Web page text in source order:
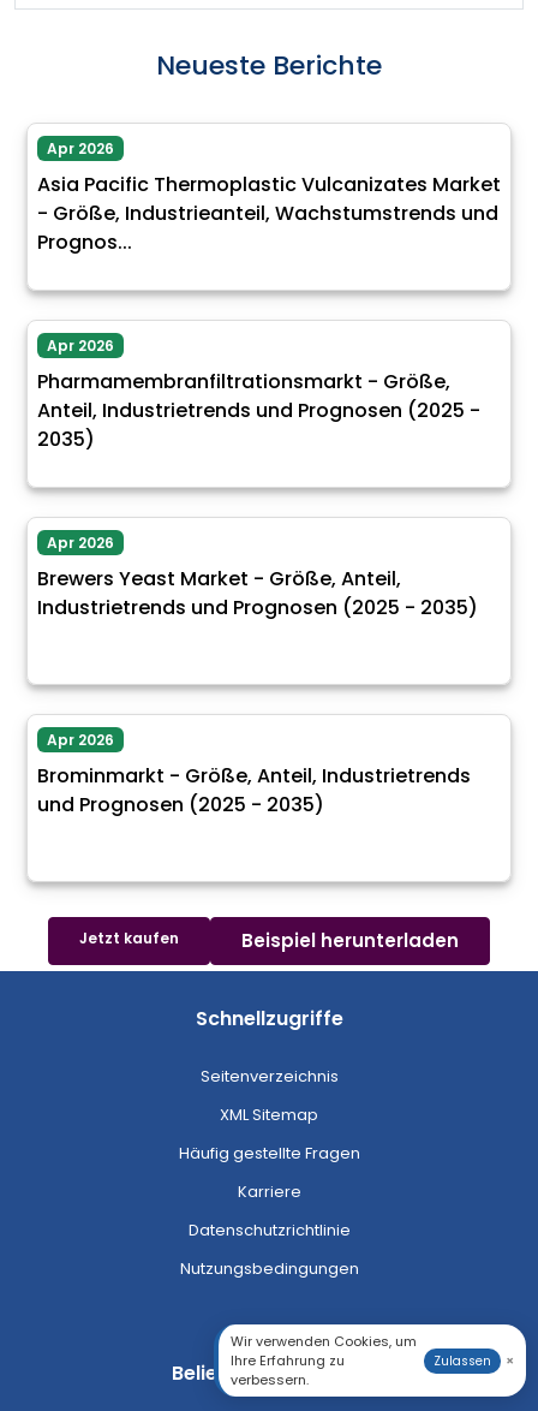
Neueste Berichte
Apr 2026
Asia Pacific Thermoplastic Vulcanizates Market
- Größe, Industrieanteil, Wachstumstrends und
Prognos...
Apr 2026
Pharmamembranfiltrationsmarkt - Größe,
Anteil, Industrietrends und Prognosen (2025 -
2035)
Apr 2026
Brewers Yeast Market - Größe, Anteil,
Industrietrends und Prognosen (2025 - 2035)
Apr 2026
Brominmarkt - Größe, Anteil, Industrietrends
und Prognosen (2025 - 2035)
Jetzt kaufen Beispiel herunterladen
Schnellzugriffe
Seitenverzeichnis
XML Sitemap
Häufig gestellte Fragen
Karriere
Datenschutzrichtlinie
Nutzungsbedingungen
Beliebte Kategorien
Wir verwenden Cookies, um
Ihre Erfahrung zu
verbessern.
Zulassen ×